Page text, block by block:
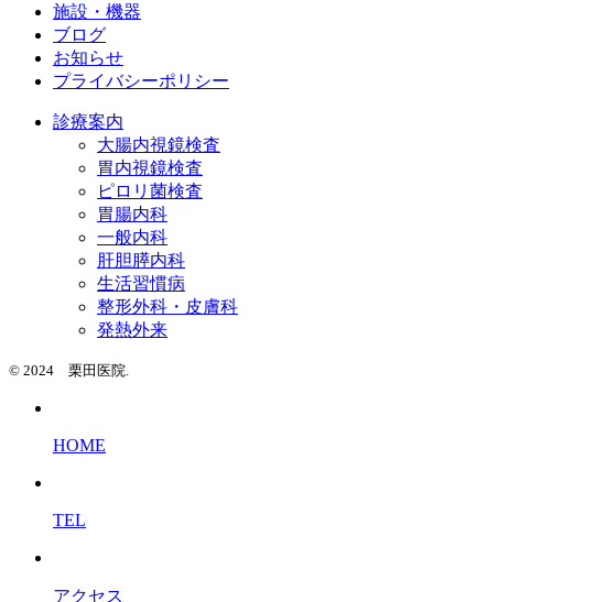
施設・機器
ブログ
お知らせ
プライバシーポリシー
診療案内
大腸内視鏡検査
胃内視鏡検査
ピロリ菌検査
胃腸内科
一般内科
肝胆膵内科
生活習慣病
整形外科・皮膚科
発熱外来
© 2024 栗田医院.
HOME
TEL
アクセス